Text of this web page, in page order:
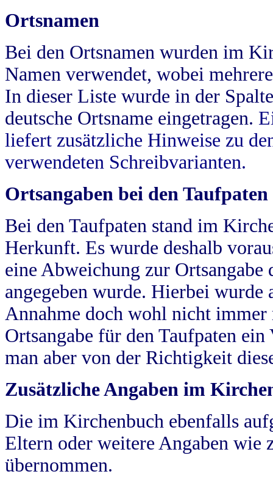
Ortsnamen
Bei den Ortsnamen wurden im
Namen verwendet, wobei
In dieser Liste wurde in der
deutsche Ortsname eingetragen.
liefert zusätzliche Hinweise zu
verwendeten Schreibvarianten.
Ortsangaben bei den Taufpaten
Bei den Taufpaten stand im
Herkunft. Es wurde deshalb
eine Abweichung zur
angegeben wurde. Hierbei wurde
Annahme doch wohl nicht
Ortsangabe für den Taufpaten
man aber von der Richtigkeit
Zusätzliche Angaben im
Die im Kirchenbuch ebenfalls
Eltern oder weitere Angaben wie
übernommen.